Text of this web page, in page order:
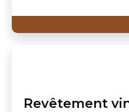
Revêtement